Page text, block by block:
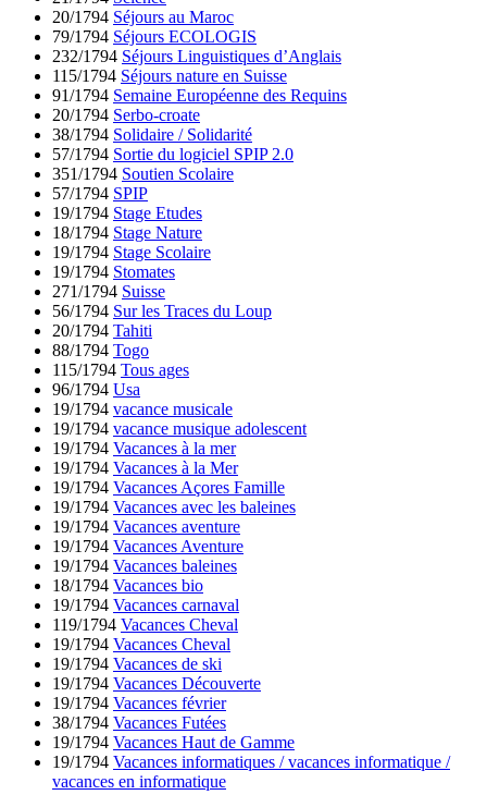
20/1794 Séjours au Maroc
79/1794 Séjours ECOLOGIS
232/1794 Séjours Linguistiques d’Anglais
115/1794 Séjours nature en Suisse
91/1794 Semaine Européenne des Requins
20/1794 Serbo-croate
38/1794 Solidaire / Solidarité
57/1794 Sortie du logiciel SPIP 2.0
351/1794 Soutien Scolaire
57/1794 SPIP
19/1794 Stage Etudes
18/1794 Stage Nature
19/1794 Stage Scolaire
19/1794 Stomates
271/1794 Suisse
56/1794 Sur les Traces du Loup
20/1794 Tahiti
88/1794 Togo
115/1794 Tous ages
96/1794 Usa
19/1794 vacance musicale
19/1794 vacance musique adolescent
19/1794 Vacances à la mer
19/1794 Vacances à la Mer
19/1794 Vacances Açores Famille
19/1794 Vacances avec les baleines
19/1794 Vacances aventure
19/1794 Vacances Aventure
19/1794 Vacances baleines
18/1794 Vacances bio
19/1794 Vacances carnaval
119/1794 Vacances Cheval
19/1794 Vacances Cheval
19/1794 Vacances de ski
19/1794 Vacances Découverte
19/1794 Vacances février
38/1794 Vacances Futées
19/1794 Vacances Haut de Gamme
19/1794 Vacances informatiques / vacances informatique /
vacances en informatique